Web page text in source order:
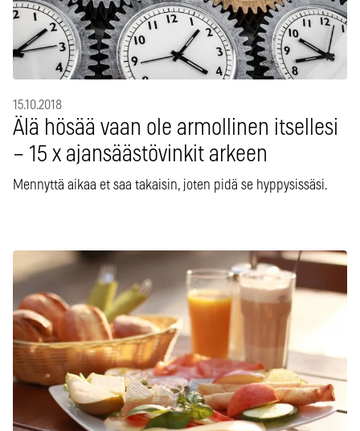
15.10.2018
Älä hösää vaan ole armollinen itsellesi
– 15 x ajansäästövinkit arkeen
Mennyttä aikaa et saa takaisin, joten pidä se hyppysissäsi.